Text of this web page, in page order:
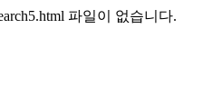
파일이 없습니다.